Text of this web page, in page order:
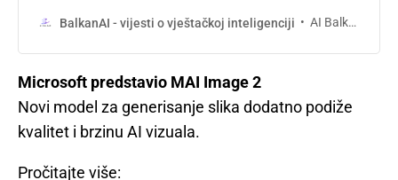
BalkanAI - vijesti o vještačkoj inteligenciji
AI Balkan
Microsoft predstavio MAI Image 2
Novi model za generisanje slika dodatno podiže
kvalitet i brzinu AI vizuala.
Pročitajte više: